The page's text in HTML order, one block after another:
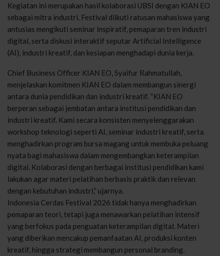
Kegiatan ini merupakan hasil kolaborasi UBSI dengan KIAN EO
sebagai mitra industri. Festival diikuti ratusan mahasiswa yang
antusias mengikuti seminar inspiratif, pemaparan tren industri
digital, serta diskusi interaktif seputar Artificial Intelligence
(AI), industri kreatif, dan kesiapan menghadapi dunia kerja.
Chief Business Officer KIAN EO, Syaifur Rahmatullah,
menjelaskan komitmen KIAN EO dalam membangun sinergi
antara dunia pendidikan dan industri kreatif. “KIAN EO
berperan sebagai jembatan antara institusi pendidikan dan
industri kreatif. Kami secara konsisten menyelenggarakan
workshop teknologi seperti AI, seminar industri kreatif, serta
menghadirkan program bursa magang untuk membuka peluang
nyata bagi mahasiswa dalam mengembangkan keterampilan
digital. Kolaborasi dengan berbagai institusi pendidikan kami
lakukan agar materi pelatihan berbasis praktik dan relevan
dengan kebutuhan industri,” ujarnya.
Indonesia Cerdas Festival 2026 tidak hanya menghadirkan
pemaparan teori, tetapi juga menawarkan pelatihan intensif
yang berfokus pada penguatan keterampilan digital. Materi
yang diberikan mencakup pemanfaatan AI, produksi konten
kreatif, hingga strategi membangun personal branding.